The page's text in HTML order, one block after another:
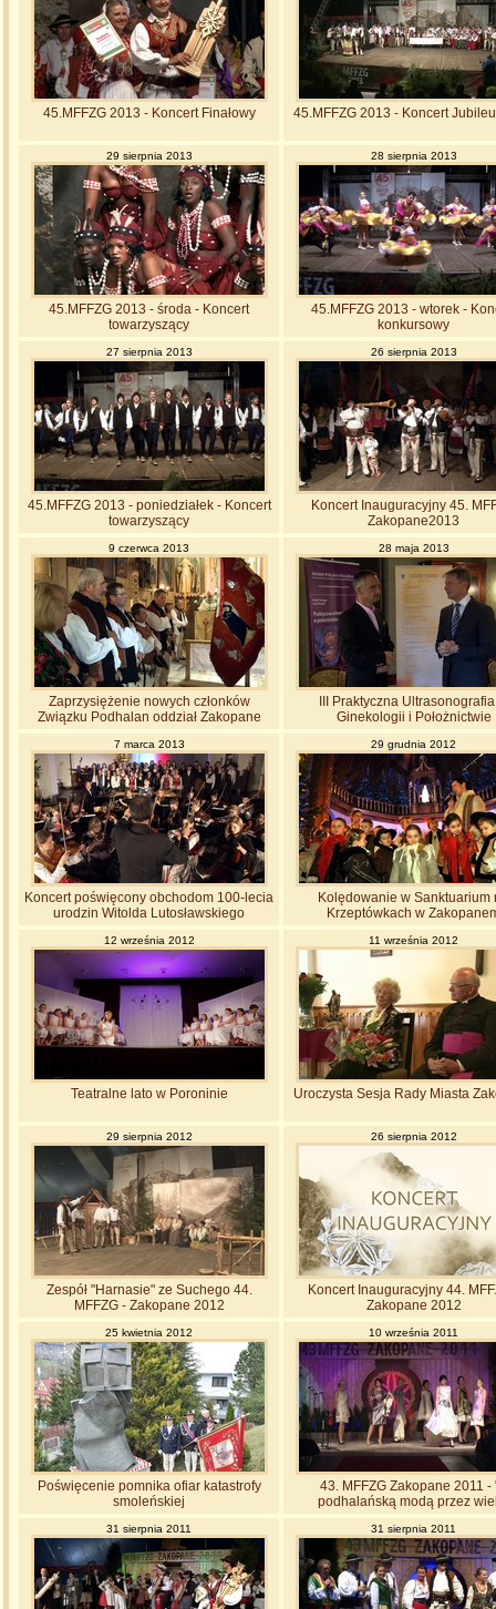
45.MFFZG 2013 - Koncert Finałowy 45.MFFZG 2013 - Koncert
29 sierpnia 2013
45.MFFZG 2013 - środa - Koncert
towarzyszący
28 sierpnia 2013
45.MFFZG 2013 - wtorek -
konkursowy
27 sierpnia 2013
45.MFFZG 2013 - poniedziałek - Koncert
towarzyszący
26 sierpnia 2013
Koncert Inauguracyjny 45.
Zakopane2013
9 czerwca 2013
Zaprzysiężenie nowych członków
Związku Podhalan oddział Zakopane
28 maja 2013
III Praktyczna
Ginekologii i Położnictwie
7 marca 2013
Koncert poświęcony obchodom 100-lecia
urodzin Witolda Lutosławskiego
29 grudnia 2012
Kolędowanie w Sanktuarium
Krzeptówkach w
12 września 2012
Teatralne lato w Poroninie
11 września 2012
Uroczysta Sesja Rady Miasta
29 sierpnia 2012
Zespół "Harnasie" ze Suchego 44.
MFFZG - Zakopane 2012
26 sierpnia 2012
Koncert Inauguracyjny 44.
Zakopane 2012
25 kwietnia 2012
Poświęcenie pomnika ofiar katastrofy
smoleńskiej
10 września 2011
43. MFFZG Zakopane 2011 -
podhalańską modą przez
31 sierpnia 2011 31 sierpnia 2011